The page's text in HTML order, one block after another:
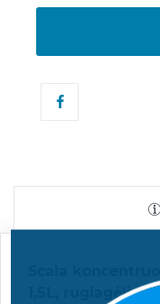
Scala
1,5L, rugiagėlių